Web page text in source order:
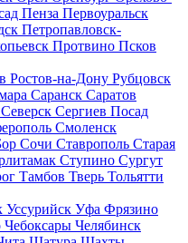
Пенза Первоуральск
Петропавловск-
Протвино Псков
Ростов-на-Дону Рубцовск
Саранск Саратов
Северск Сергиев Посад
Смоленск
Сочи Ставрополь Старая
Ступино Сургут
Тамбов Тверь Тольятти
Уссурийск Уфа Фрязино
Чебоксары Челябинск